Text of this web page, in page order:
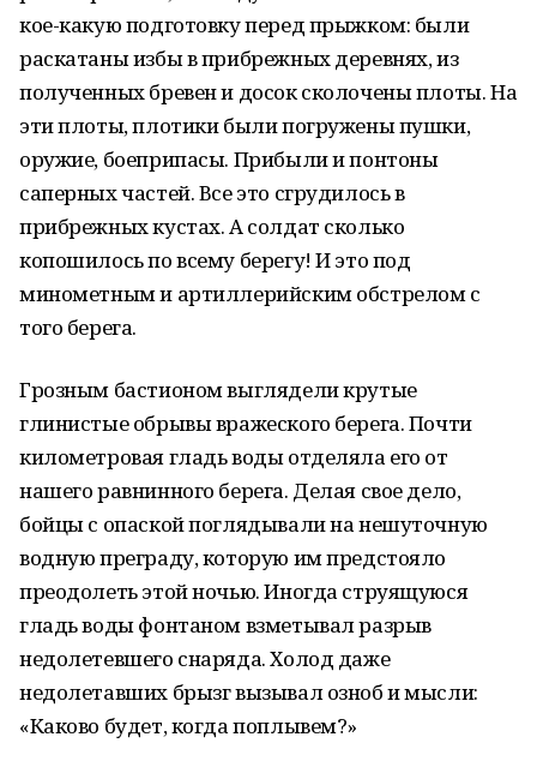
кое-какую подготовку перед прыжком: были
раскатаны избы в прибрежных деревнях, из
полученных бревен и досок сколочены плоты. На
эти плоты, плотики были погружены пушки,
оружие, боеприпасы. Прибыли и понтоны
саперных частей. Все это сгрудилось в
прибрежных кустах. А солдат сколько
копошилось по всему берегу! И это под
минометным и артиллерийским обстрелом с
того берега.
Грозным бастионом выглядели крутые
глинистые обрывы вражеского берега. Почти
километровая гладь воды отделяла его от
нашего равнинного берега. Делая свое дело,
бойцы с опаской поглядывали на нешуточную
водную преграду, которую им предстояло
преодолеть этой ночью. Иногда струящуюся
гладь воды фонтаном взметывал разрыв
недолетевшего снаряда. Холод даже
недолетавших брызг вызывал озноб и мысли:
«Каково будет, когда поплывем?»